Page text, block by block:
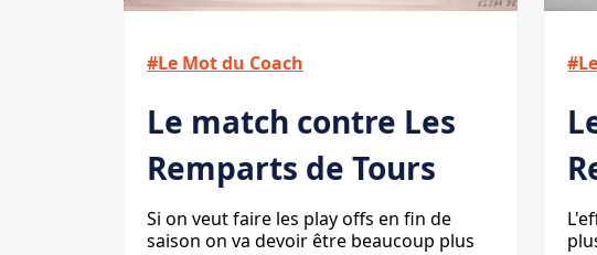
#Le Mot du Coach
Le match contre Les
Remparts de Tours
Si on veut faire les play offs en fin de
saison on va devoir être beaucoup plus